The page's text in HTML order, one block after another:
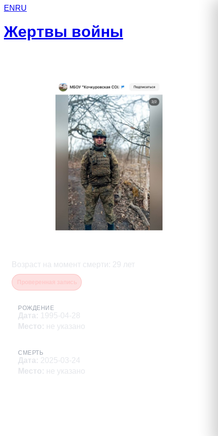
EN RU
Жертвы войны
Возраст на момент смерти : 29 лет
РОЖДЕНИЕ
Дата: 1995-04-28
Место: не указано
СМЕРТЬ
Дата: 2025-03-24
Место: не указано